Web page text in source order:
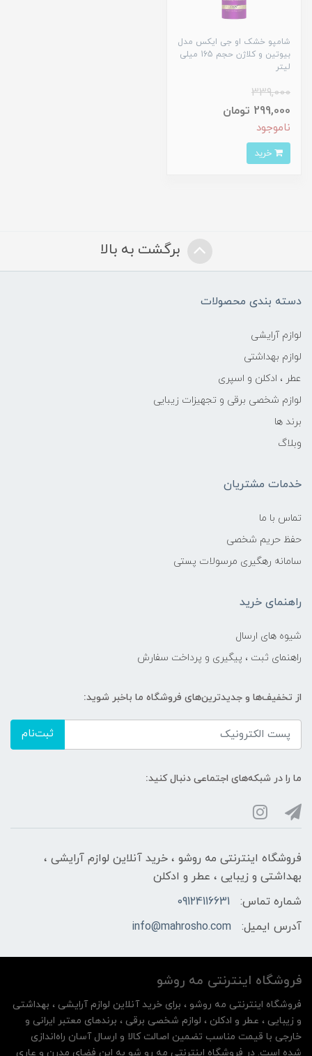
شامپو خشک او جی ایکس مدل
بیوتین و کلاژن حجم 165 میلی
لیتر
339,000
299,000 تومان
ناموجود
برگشت به بالا
دسته بندی محصولات
لوازم آرایشی
لوازم بهداشتی
عطر ، ادکلن و اسپری
لوازم شخصی برقی و تجهیزات زیبایی
برند ها
وبلاگ
خدمات مشتریان
تماس با ما
حفظ حریم شخصی
سامانه رهگیری مرسولات پستی
راهنمای خرید
شیوه های ارسال
راهنمای ثبت ، پیگیری و پرداخت سفارش
از تخفیف‌ها و جدیدترین‌های فروشگاه ما باخبر شوید:
ثبت‌نام
ما را در شبکه‌های اجتماعی دنبال کنید:
فروشگاه اینترنتی مه‌ رو‌شو ، خرید آنلاین لوازم آرایشی ،
بهداشتی و زیبایی ، عطر و ادکلن
شماره تماس:
09124116631
آدرس ایمیل:
info@mahrosho.com
فروشگاه اینترنتی مه‌ رو‌شو
فروشگاه اینترنتی مه‌ رو‌شو ، برای خرید آنلاین لوازم آرایشی ، بهداشتی
و زیبایی ، عطر و ادکلن ، لوازم شخصی برقی ، برندهای معتبر ایرانی و
خارجی با قیمت مناسب تضمین اصالت کالا و ارسال آسان راه‌اندازی
شده است. در فروشگاه اینترنتی مه رو شو به این فضای مدرن و عاری